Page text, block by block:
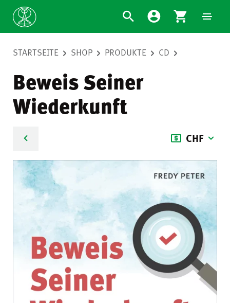
STARTSEITE SHOP PRODUKTE CD
Beweis Seiner
Wiederkunft
CHF